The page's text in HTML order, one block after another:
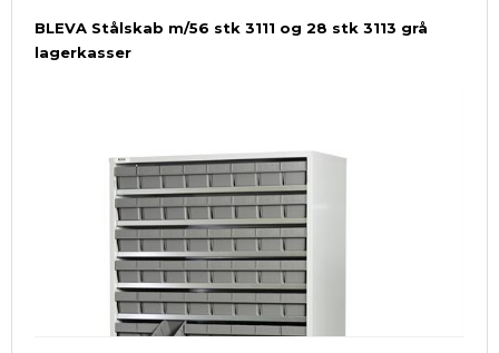
BLEVA Stålskab m/56 stk 3111 og 28 stk 3113 grå
lagerkasser